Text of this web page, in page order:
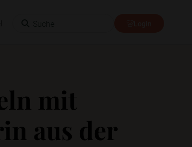
mit
aus der